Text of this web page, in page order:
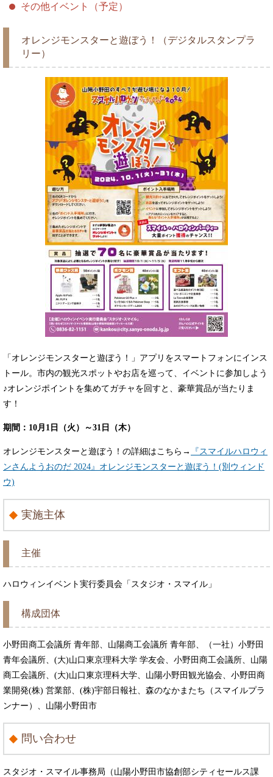
その他イベント（予定）
オレンジモンスターと遊ぼう！（デジタルスタンプラ
リー）
「オレンジモンスターと遊ぼう！」アプリをスマートフォンにインス
トール。市内の観光スポットやお店を巡って、イベントに参加しよう
♪オレンジポイントを集めてガチャを回すと、豪華賞品が当たりま
す！
期間：10月1日（火）～31日（木）
オレンジモンスターと遊ぼう！の詳細はこちら→
『スマイルハロウィ
ンさんようおのだ 2024』オレンジモンスターと遊ぼう！(別ウィンド
ウ)
実施主体
主催
ハロウィンイベント実行委員会「スタジオ・スマイル」
構成団体
小野田商工会議所 青年部、山陽商工会議所 青年部、（一社）小野田
青年会議所、(大)山口東京理科大学 学友会、小野田商工会議所、山陽
商工会議所、(大)山口東京理科大学、山陽小野田観光協会、小野田商
業開発(株) 営業部、(株)宇部日報社、森のなかまたち（スマイルプラ
ンナー）、山陽小野田市
問い合わせ
スタジオ・スマイル事務局（山陽小野田市協創部シティセールス課